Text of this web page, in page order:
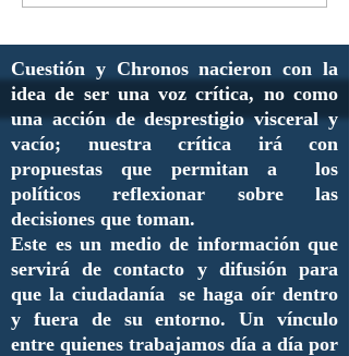
Cuestión y Chronos nacieron con la
idea de ser una voz crítica, no como
una acción de desprestigio visceral y
vacío; nuestra crítica irá con
propuestas que permitan a los
políticos reflexionar sobre las
decisiones que toman.
Este es un medio de información que
servirá de contacto y difusión para
que la ciudadanía se haga oír dentro
y fuera de su entorno. Un vínculo
entre quienes trabajamos día a día por